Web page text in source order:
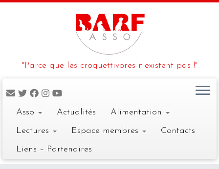
"Parce que les croquettivores n'existent pas !"
Asso Actualités
Alimentation
Lectures
Espace membres
Contacts
Liens – Partenaires